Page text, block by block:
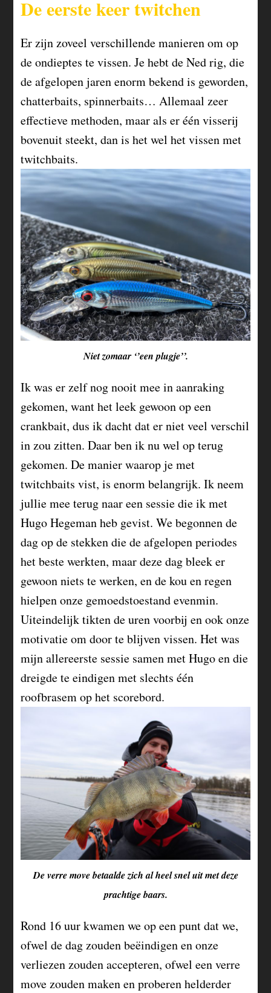
De eerste keer twitchen
Er zijn zoveel verschillende manieren om op
de ondieptes te vissen. Je hebt de Ned rig, die
de afgelopen jaren enorm bekend is geworden,
chatterbaits, spinnerbaits… Allemaal zeer
effectieve methoden, maar als er één visserij
bovenuit steekt, dan is het wel het vissen met
twitchbaits.
Niet zomaar ‘’een plugje’’.
Ik was er zelf nog nooit mee in aanraking
gekomen, want het leek gewoon op een
crankbait, dus ik dacht dat er niet veel verschil
in zou zitten. Daar ben ik nu wel op terug
gekomen. De manier waarop je met
twitchbaits vist, is enorm belangrijk. Ik neem
jullie mee terug naar een sessie die ik met
Hugo Hegeman heb gevist. We begonnen de
dag op de stekken die de afgelopen periodes
het beste werkten, maar deze dag bleek er
gewoon niets te werken, en de kou en regen
hielpen onze gemoedstoestand evenmin.
Uiteindelijk tikten de uren voorbij en ook onze
motivatie om door te blijven vissen. Het was
mijn allereerste sessie samen met Hugo en die
dreigde te eindigen met slechts één
roofbrasem op het scorebord.
De verre move betaalde zich al heel snel uit met deze
prachtige baars.
Rond 16 uur kwamen we op een punt dat we,
ofwel de dag zouden beëindigen en onze
verliezen zouden accepteren, ofwel een verre
move zouden maken en proberen helderder